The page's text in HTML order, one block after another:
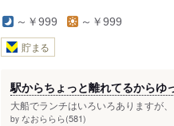
～￥999 ～￥999
貯まる
駅からちょっと離れてるからゆ
大船でランチはいろいろありますが
by なおららら(581)